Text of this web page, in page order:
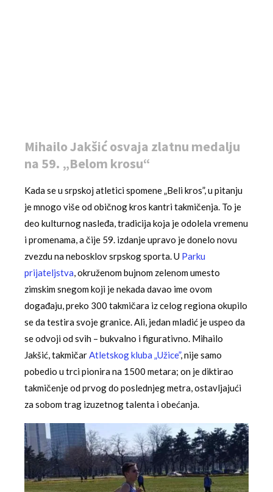
Mihailo Jakšić osvaja zlatnu medalju
na 59. „Belom krosu“
Kada se u srpskoj atletici spomene „Beli kros”, u pitanju
je mnogo više od običnog kros kantri takmičenja. To je
deo kulturnog nasleđa, tradicija koja je odolela vremenu
i promenama, a čije 59. izdanje upravo je donelo novu
zvezdu na nebosklov srpskog sporta. U Parku
prijateljstva, okruženom bujnom zelenom umesto
zimskim snegom koji je nekada davao ime ovom
događaju, preko 300 takmičara iz celog regiona okupilo
se da testira svoje granice. Ali, jedan mladić je uspeo da
se odvoji od svih – bukvalno i figurativno. Mihailo
Jakšić, takmičarAtletskog kluba „Užice”, nije samo
pobedio u trci pionira na 1500 metara; on je diktirao
takmičenje od prvog do poslednjeg metra, ostavljajući
za sobom trag izuzetnog talenta i obećanja.